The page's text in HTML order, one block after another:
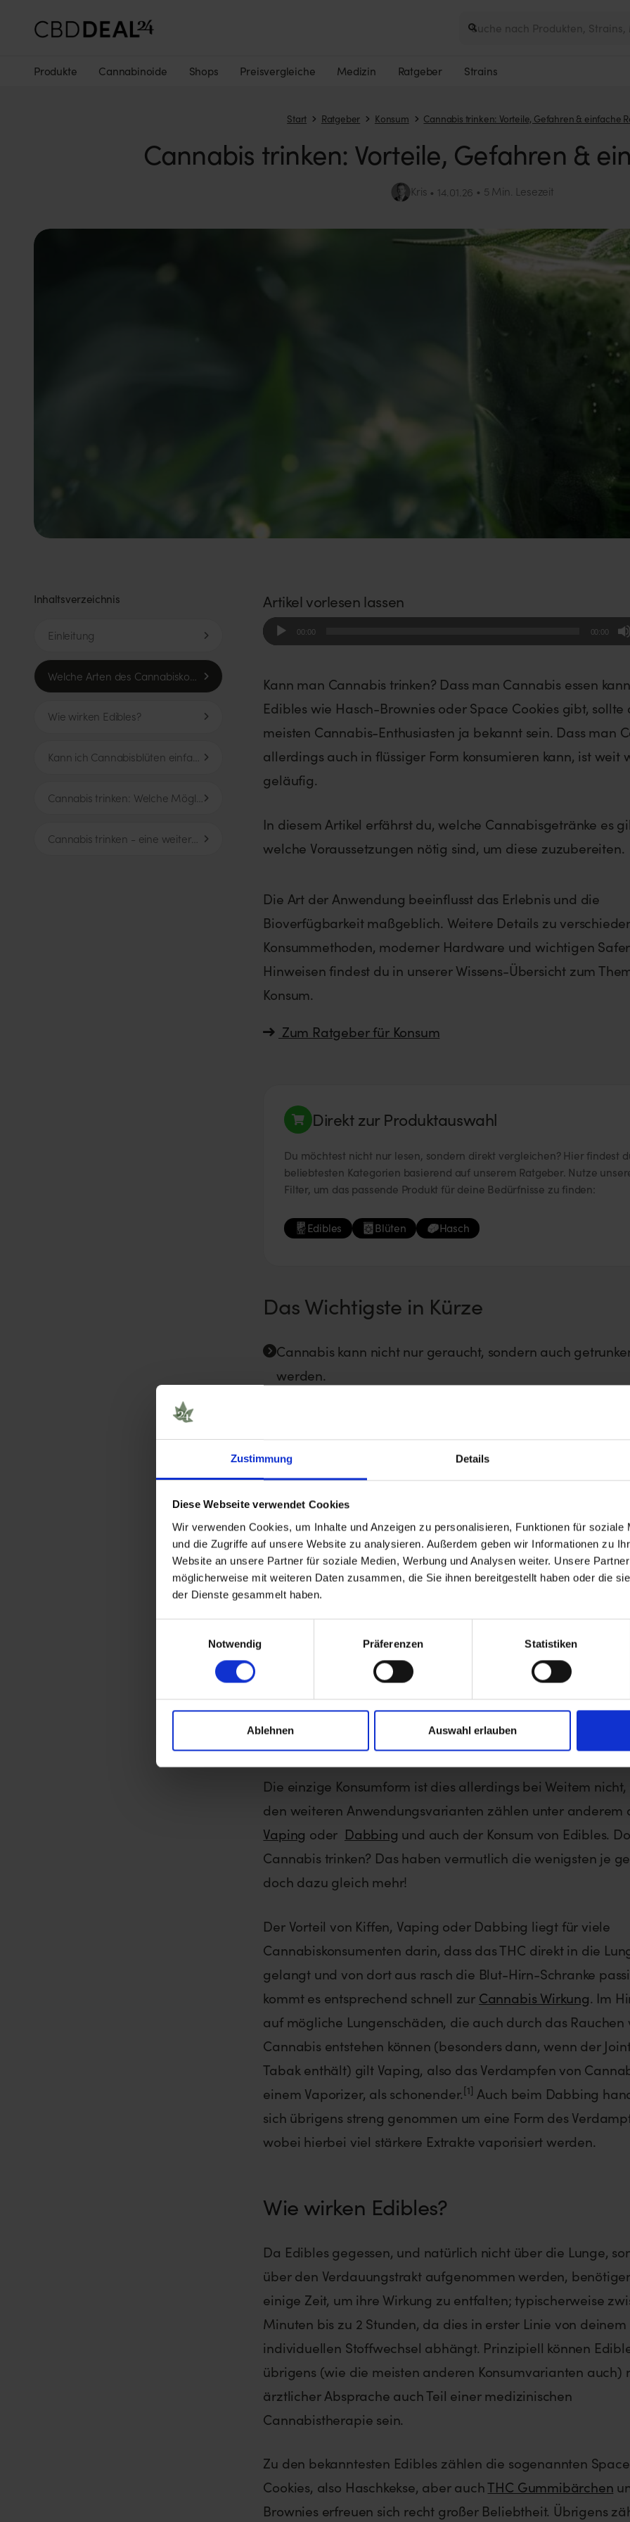
Zustimmung Details
Diese Webseite verwendet Cookies
Wir verwenden Cookies, um Inhalte und Anzeigen zu personalisieren, Funktionen für soziale
und die Zugriffe auf unsere Website zu analysieren. Außerdem geben wir Informationen zu
Website an unsere Partner für soziale Medien, Werbung und Analysen weiter. Unsere
möglicherweise mit weiteren Daten zusammen, die Sie ihnen bereitgestellt haben oder die
der Dienste gesammelt haben.
Notwendig
Präferenzen Statistiken
Ablehnen Auswahl erlauben
Produkte Cannabinoide Shops Preisvergleiche Medizin Ratgeber Strains
Start Ratgeber Konsum Cannabis trinken: Vorteile, Gefahren & einfache
Cannabis trinken: Vorteile, Gefahren &
Kris 14.01.26 5 Min. Lesezeit
Inhaltsverzeichnis
Einleitung
Wie wirken Edibles?
Kann ich Cannabisblüten einfach so essen?
Artikel vorlesen lassen
Audio-00:00 00:00
Kann man Cannabis trinken? Dass man Cannabis essen
Edibles wie Hasch-Brownies oder Space Cookies gibt, sollte
meisten Cannabis-Enthusiasten ja bekannt sein. Dass man
allerdings auch in flüssiger Form konsumieren kann, ist weit
geläufig.
In diesem Artikel erfährst du, welche Cannabisgetränke es
welche Voraussetzungen nötig sind, um diese zuzubereiten.
Die Art der Anwendung beeinflusst das Erlebnis und die
Bioverfügbarkeit maßgeblich. Weitere Details zu
Konsummethoden, moderner Hardware und wichtigen
Hinweisen findest du in unserer Wissens-Übersicht zum
Konsum.
Zum Ratgeber für Konsum
Direkt zur Produktauswahl
Du möchtest nicht nur lesen, sondern direkt vergleichen? Hier findest
beliebtesten Kategorien basierend auf unserem Ratgeber. Nutze
Filter, um das passende Produkt für deine Bedürfnisse zu finden:
Edibles Blüten Hasch
Das Wichtigste in Kürze
Cannabis kann nicht nur geraucht, sondern auch
werden.
und -milch.
Ein wichtiger Aspekt ist hierbei die Decarboxylierung.
Da es bei Edibles zu verzögerten Wirkungseintritten kommt,
besteht schnell die Gefahr einer Überdosis.
Welche Arten des Cannabiskonsums
es?
Viele Menschen, die wenig mit
zu tun haben, verbinden
Marihuanaausschließlich mitKiffen. Und dies aus gutem
denn tatsächlich handelt es sich hierbei um die beliebteste
Die einzige Konsumform ist dies allerdings bei Weitem
den weiteren Anwendungsvarianten zählen unter anderem
Vaping oder Dabbing und auch der Konsum von Edibles.
Cannabis trinken? Das haben vermutlich die wenigsten je
doch dazu gleich mehr!
Der Vorteil von Kiffen, Vaping oder Dabbing liegt für viele
Cannabiskonsumenten darin, dass das THC direkt in die
gelangt und von dort aus rasch die Blut-Hirn-Schranke
kommt es entsprechend schnell zur Cannabis Wirkung. Im
auf mögliche Lungenschäden, die auch durch das Rauchen
Cannabis entstehen können (besonders dann, wenn der
Tabak enthält) gilt Vaping, also das Verdampfen von
einem Vaporizer, als schonender.[1] Auch beim Dabbing
sich übrigens streng genommen um eine Form des
wobei hierbei viel stärkere Extrakte vaporisiert werden.
Wie wirken Edibles?
Da Edibles gegessen, und natürlich nicht über die Lunge,
über den Verdauungstrakt aufgenommen werden,
einige Zeit, um ihre Wirkung zu entfalten; typischerweise
Minuten bis zu 2 Stunden, da dies in erster Linie von deinem
individuellen Stoffwechsel abhängt. Prinzipiell können
übrigens (wie die meisten anderen Konsumvarianten auch)
ärztlicher Absprache auch Teil einer medizinischen
Cannabistherapie sein.
Zu den bekanntesten Edibles zählen die sogenannten Space
Cookies, also Haschkekse, aber auchTHC Gummibärchen
Brownies erfreuen sich recht großer Beliebtheit. Übrigens